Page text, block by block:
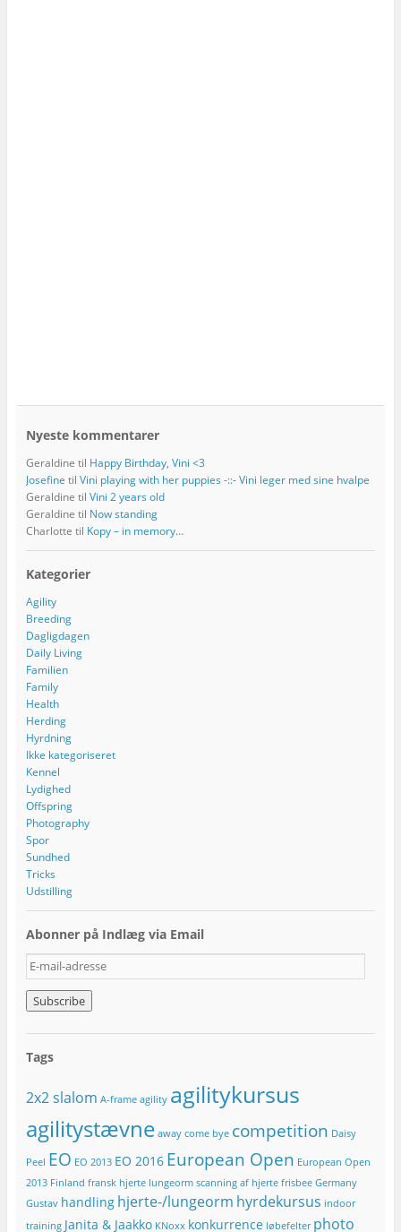
Nyeste kommentarer
Geraldine til Happy Birthday, Vini <3
Josefine til Vini playing with her puppies -::- Vini leger med sine hvalpe
Geraldine til Vini 2 years old
Geraldine til Now standing
Charlotte til Kopy – in memory…
Kategorier
Agility
Breeding
Dagligdagen
Daily Living
Familien
Family
Health
Herding
Hyrdning
Ikke kategoriseret
Kennel
Lydighed
Offspring
Photography
Spor
Sundhed
Tricks
Udstilling
Abonner på Indlæg via Email
E
-
m
a
i
-
d
e
s
e
Tags
2x2 slalom A-frame agility agilitykursus
agilitystævne away come bye competition Daisy
Peel EO EO 2013 EO 2016 European Open European Open
2013 Finland fransk hjerte lungeorm scanning af hjerte frisbee Germany
Gustav handling hjerte-/lungeorm hyrdekursus indoor
training Janita & Jaakko KNoxx konkurrence løbefelter photo